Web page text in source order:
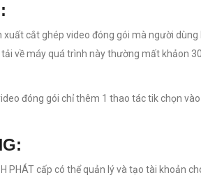
cắt ghép video đóng gói mà người dùng
về máy quá trình này thường mất khảon
đóng gói chỉ thêm 1 thao tác tik chọn
PHÁT cấp có thể quản lý và tạo tài khoản